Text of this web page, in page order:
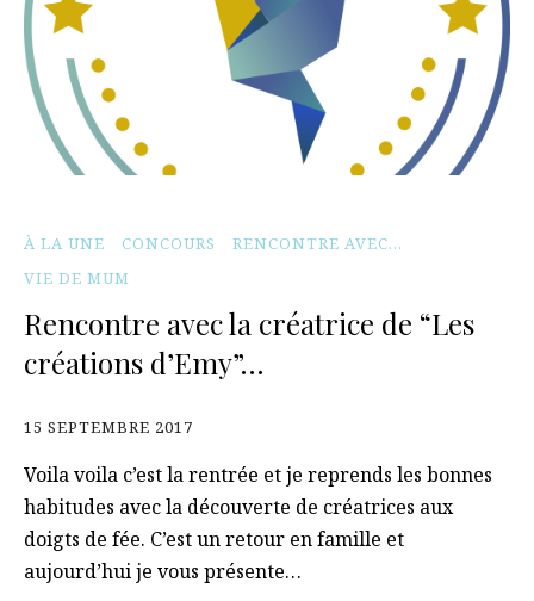
À LA UNE CONCOURS
RENCONTRE AVEC...
VIE DE MUM
Rencontre avec la créatrice de “Les
créations d’Emy”…
15 SEPTEMBRE 2017
Voila voila c’est la rentrée et je reprends les bonnes
habitudes avec la découverte de créatrices aux
doigts de fée. C’est un retour en famille et
aujourd’hui je vous présente…